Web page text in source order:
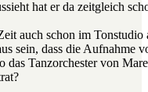
hat er da zeitgleich
auch schon im Tonstudio
sein, dass die Aufnahme
das Tanzorchester von